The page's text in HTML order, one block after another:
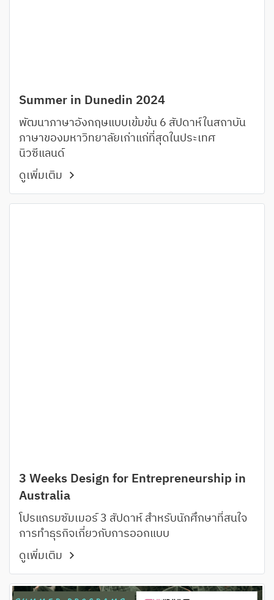
Summer in Dunedin 2024
พัฒนาภาษาอังกฤษแบบเข้มข้น 6 สัปดาห์ในสถาบัน
ภาษาของมหาวิทยาลัยเก่าแก่ที่สุดในประเทศ
นิวซีแลนด์
ดูเพิ่มเติม
3 Weeks Design for Entrepreneurship in
Australia
โปรแกรมซัมเมอร์ 3 สัปดาห์ สำหรับนักศึกษาที่สนใจ
การทำธุรกิจเกี่ยวกับการออกแบบ
ดูเพิ่มเติม